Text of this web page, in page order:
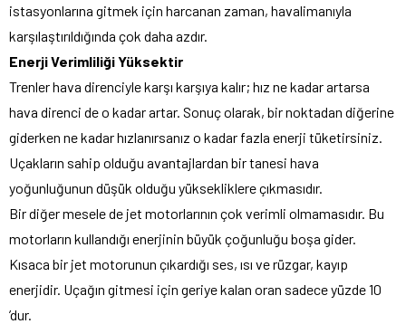
istasyonlarına gitmek için harcanan zaman, havalimanıyla
karşılaştırıldığında çok daha azdır.
Enerji Verimliliği Yüksektir
Trenler hava direnciyle karşı karşıya kalır; hız ne kadar artarsa
hava direnci de o kadar artar. Sonuç olarak, bir noktadan diğerine
giderken ne kadar hızlanırsanız o kadar fazla enerji tüketirsiniz.
Uçakların sahip olduğu avantajlardan bir tanesi hava
yoğunluğunun düşük olduğu yüksekliklere çıkmasıdır.
Bir diğer mesele de jet motorlarının çok verimli olmamasıdır. Bu
motorların kullandığı enerjinin büyük çoğunluğu boşa gider.
Kısaca bir jet motorunun çıkardığı ses, ısı ve rüzgar, kayıp
enerjidir. Uçağın gitmesi için geriye kalan oran sadece yüzde 10
’dur.